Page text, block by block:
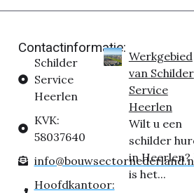
Contactinformatie:
Schilder
Service
Heerlen
KVK:
58037640
Hoofdkantoor:
Werkgebied
van Schilder
Service
Heerlen
Wilt u een
schilder
in Heerlen?
is het...